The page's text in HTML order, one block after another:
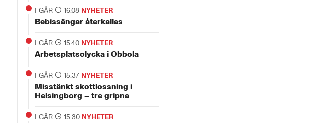
I GÅR 16.08 NYHETER
Bebissängar återkallas
I GÅR 15.40 NYHETER
Arbetsplatsolycka i Obbola
I GÅR 15.37 NYHETER
Misstänkt skottlossning i
Helsingborg – tre gripna
I GÅR 15.30 NYHETER